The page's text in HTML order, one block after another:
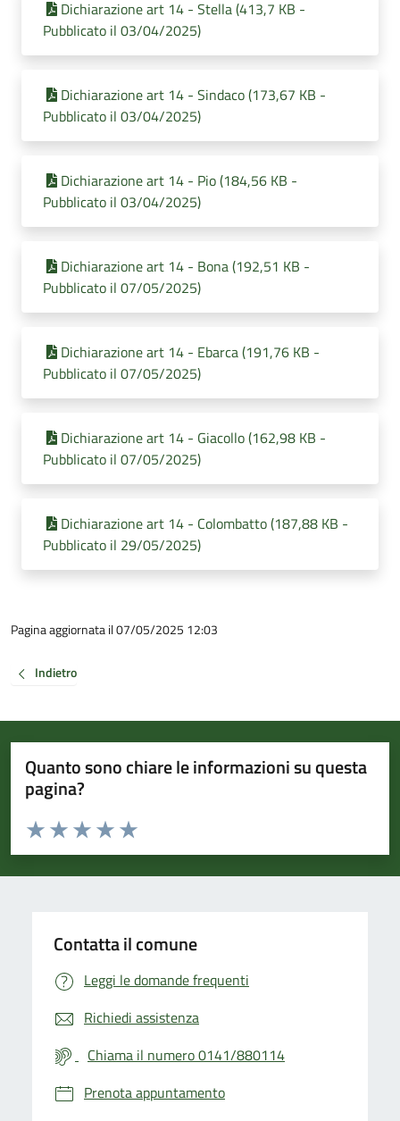
Dichiarazione art 14 - Stella (413,7 KB -
Pubblicato il 03/04/2025)
Dichiarazione art 14 - Sindaco (173,67 KB -
Pubblicato il 03/04/2025)
Dichiarazione art 14 - Pio (184,56 KB -
Pubblicato il 03/04/2025)
Dichiarazione art 14 - Bona (192,51 KB -
Pubblicato il 07/05/2025)
Dichiarazione art 14 - Ebarca (191,76 KB -
Pubblicato il 07/05/2025)
Dichiarazione art 14 - Giacollo (162,98 KB -
Pubblicato il 07/05/2025)
Dichiarazione art 14 - Colombatto (187,88 KB -
Pubblicato il 29/05/2025)
Pagina aggiornata il 07/05/2025 12:03
Indietro
Quanto sono chiare le informazioni su questa
pagina?
Valuta da 1 a 5 stelle la pagina
Valuta 5 stelle su 5
Valuta 4 stelle su 5
Valuta 3 stelle su 5
Valuta 2 stelle su 5
Valuta 1 stelle su 5
Contatta il comune
Leggi le domande frequenti
Richiedi assistenza
Chiama il numero 0141/880114
Prenota appuntamento